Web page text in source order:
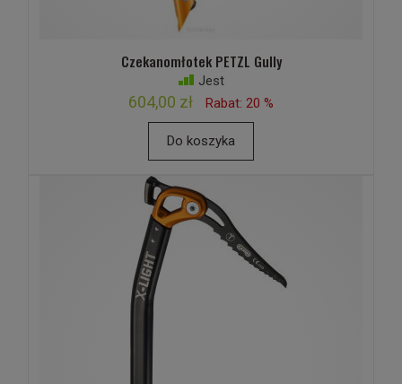
Czekanomłotek PETZL Gully
Jest
604,00 zł Rabat: 20 %
Do koszyka